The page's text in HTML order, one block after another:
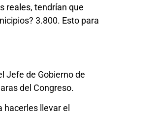
reales, tendrían que
3.800. Esto para
Jefe de Gobierno de
del Congreso.
llevar el